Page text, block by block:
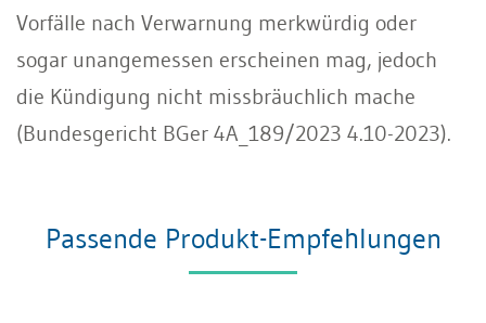
Vorfälle nach Verwarnung merkwürdig oder
sogar unangemessen erscheinen mag, jedoch
die Kündigung nicht missbräuchlich mache
(Bundesgericht BGer 4A_189/2023 4.10-2023).
Passende Produkt-Empfehlungen